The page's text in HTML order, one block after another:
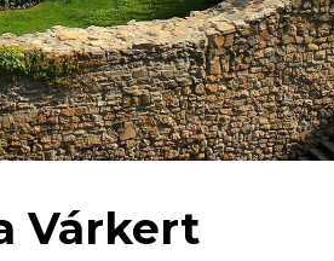
Várkert